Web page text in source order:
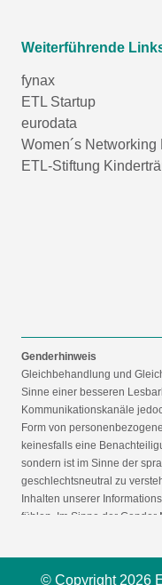
Weiterführende
fynax
ETL Startup
eurodata
Women´s Networking
ETL-Stiftung
Genderhinweis
Gleichbehandlung und
Sinne einer besseren
Kommunikationskanäle
Form von
keinesfalls eine
sondern ist im Sinne der
geschlechtsneutral zu
Inhalten unserer
fühlen. Im Sinne der
© Copyright 2026